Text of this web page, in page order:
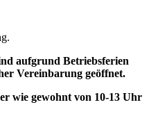
aufgrund Betriebsferien
Vereinbarung geöffnet.
wie gewohnt von 10-13 Uhr